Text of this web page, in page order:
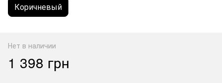
Коричневый
Нет в наличии
1 398 грн